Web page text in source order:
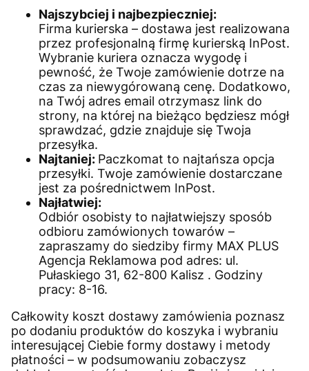
Najszybciej i najbezpieczniej:
Firma kurierska – dostawa jest realizowana
przez profesjonalną firmę kurierską InPost.
Wybranie kuriera oznacza wygodę i
pewność, że Twoje zamówienie dotrze na
czas za niewygórowaną cenę. Dodatkowo,
na Twój adres email otrzymasz link do
strony, na której na bieżąco będziesz mógł
sprawdzać, gdzie znajduje się Twoja
przesyłka.
Najtaniej: Paczkomat to najtańsza opcja
przesyłki. Twoje zamówienie dostarczane
jest za pośrednictwem InPost.
Najłatwiej:
Odbiór osobisty ­to najłatwiejszy sposób
odbioru zamówionych towarów –
zapraszamy do siedziby firmy MAX PLUS
Agencja Reklamowa pod adres: ul.
Pułaskiego 31, 62-800 Kalisz . Godziny
pracy: 8-16.
Całkowity koszt dostawy zamówienia poznasz
po dodaniu produktów do koszyka i wybraniu
interesującej Ciebie formy dostawy i metody
płatności – w podsumowaniu zobaczysz